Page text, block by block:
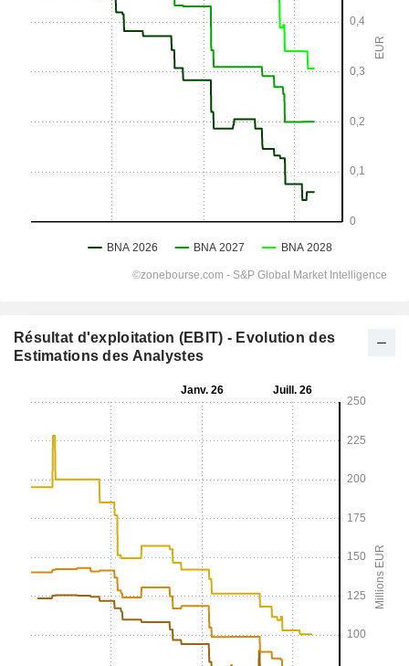
Résultat d'exploitation (EBIT) - Evolution des
Estimations des Analystes